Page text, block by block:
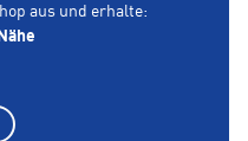
aus und erhalte: